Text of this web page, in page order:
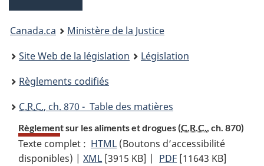
You
are
here:
Canada.ca
Ministère de la Justice
Site Web de la législation
Législation
Règlements codifiés
C.R.C., ch. 870 - Table des matières
Règlement sur les aliments et drogues (C.R.C., ch. 870)
Texte complet : HTML Texte
complet
(Boutons d’accessibilité
disponibles) |XML Texte
[3915 KB] | PDF Texte
[11643 KB]